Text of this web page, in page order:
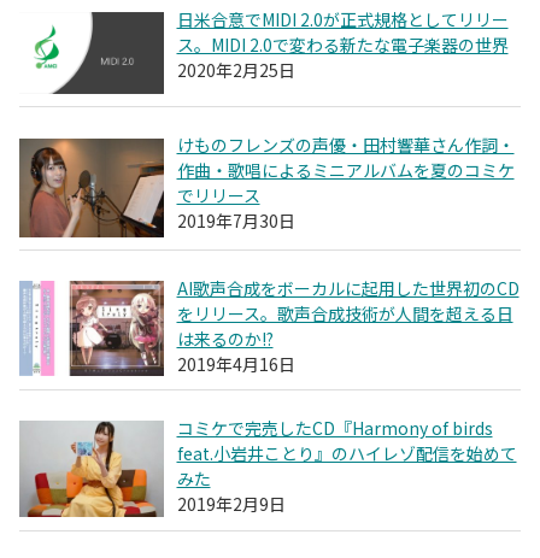
日米合意でMIDI 2.0が正式規格としてリリー
ス。MIDI 2.0で変わる新たな電子楽器の世界
2020年2月25日
けものフレンズの声優・田村響華さん作詞・
作曲・歌唱によるミニアルバムを夏のコミケ
でリリース
2019年7月30日
AI歌声合成をボーカルに起用した世界初のCD
をリリース。歌声合成技術が人間を超える日
は来るのか!?
2019年4月16日
コミケで完売したCD『Harmony of birds
feat.小岩井ことり』のハイレゾ配信を始めて
みた
2019年2月9日